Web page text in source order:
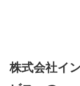
株式会社イ